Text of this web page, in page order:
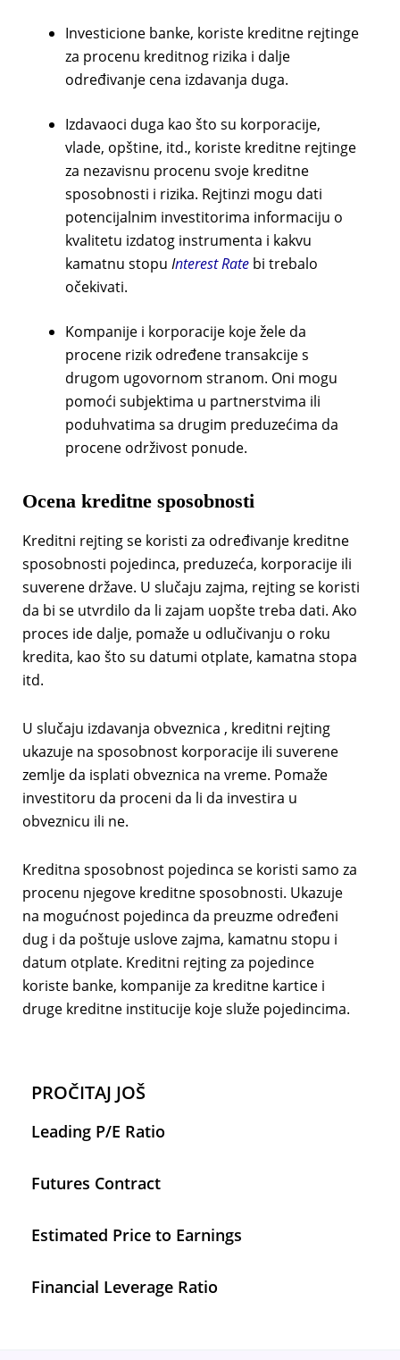
Investicione banke, koriste kreditne rejtinge
za procenu kreditnog rizika i dalje
određivanje cena izdavanja duga.
Izdavaoci duga kao što su korporacije,
vlade, opštine, itd., koriste kreditne rejtinge
za nezavisnu procenu svoje kreditne
sposobnosti i rizika. Rejtinzi mogu dati
potencijalnim investitorima informaciju o
kvalitetu izdatog instrumenta i kakvu
kamatnu stopu Interest Ratebi trebalo
očekivati.
Kompanije i korporacije koje žele da
procene rizik određene transakcije s
drugom ugovornom stranom. Oni mogu
pomoći subjektima u partnerstvima ili
poduhvatima sa drugim preduzećima da
procene održivost ponude.
Ocena kreditne sposobnosti
Kreditni rejting se koristi za određivanje kreditne
sposobnosti pojedinca, preduzeća, korporacije ili
suverene države. U slučaju zajma, rejting se koristi
da bi se utvrdilo da li zajam uopšte treba dati. Ako
proces ide dalje, pomaže u odlučivanju o roku
kredita, kao što su datumi otplate, kamatna stopa
itd.
U slučaju izdavanja obveznica , kreditni rejting
ukazuje na sposobnost korporacije ili suverene
zemlje da isplati obveznica na vreme. Pomaže
investitoru da proceni da li da investira u
obveznicu ili ne.
Kreditna sposobnost pojedinca se koristi samo za
procenu njegove kreditne sposobnosti. Ukazuje
na mogućnost pojedinca da preuzme određeni
dug i da poštuje uslove zajma, kamatnu stopu i
datum otplate. Kreditni rejting za pojedince
koriste banke, kompanije za kreditne kartice i
druge kreditne institucije koje služe pojedincima.
PROČITAJ JOŠ
Leading P/E Ratio
Futures Contract
Estimated Price to Earnings
Financial Leverage Ratio